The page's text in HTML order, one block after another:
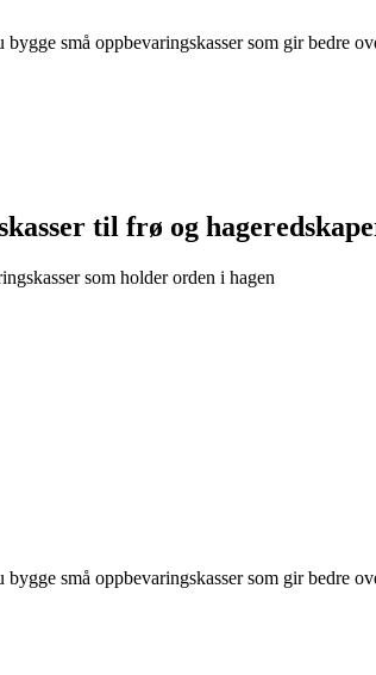
små oppbevaringskasser som gir bedre
til frø og
som holder orden i hagen
små oppbevaringskasser som gir bedre